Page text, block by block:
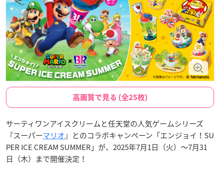
高画質で見る (全25枚)
サーティワンアイスクリームと任天堂の人気ゲームシリーズ
『スーパーマリオ』とのコラボキャンペーン「エンジョイ！SU
PER ICE CREAM SUMMER」が、2025年7月1日（火）〜7月31
日（木）まで開催決定！